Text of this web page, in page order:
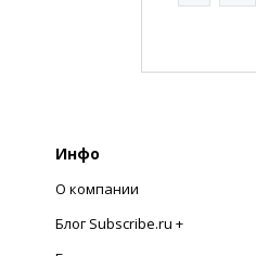
Инфо
О компании
Блог Subscribe.ru +